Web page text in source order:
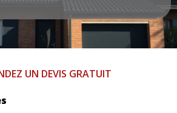
UN DEVIS GRATUIT